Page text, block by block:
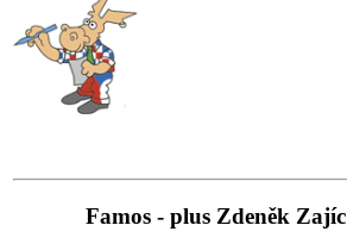
Famos - plus Zdeněk Zajíc